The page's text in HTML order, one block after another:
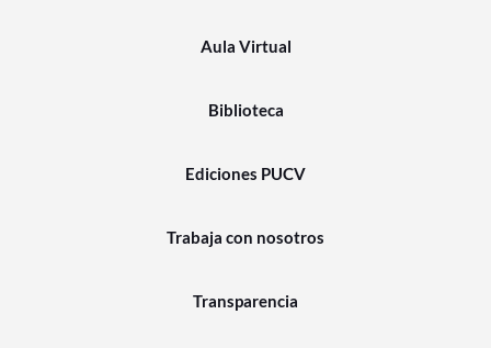
Aula Virtual
Biblioteca
Ediciones PUCV
Trabaja con nosotros
Transparencia